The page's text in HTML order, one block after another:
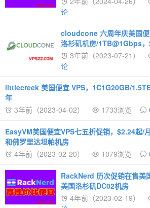
论
cloudcone 六周年庆美国
洛杉矶机房/1TB@1Gbps
3年前（2023-07-21）
论
littlecreek 美国便宜 VPS，1C1G20GB/
年
3年前（2023-04-02）
1733浏览
EasyVM美国便宜VPS七五折促销，$2.24起/
和佛罗里达坦帕机房
4年前（2023-02-20）
1079浏览
RackNerd 历次促销在售美
美国洛杉矶DC02机房
4年前（2023-02-19）